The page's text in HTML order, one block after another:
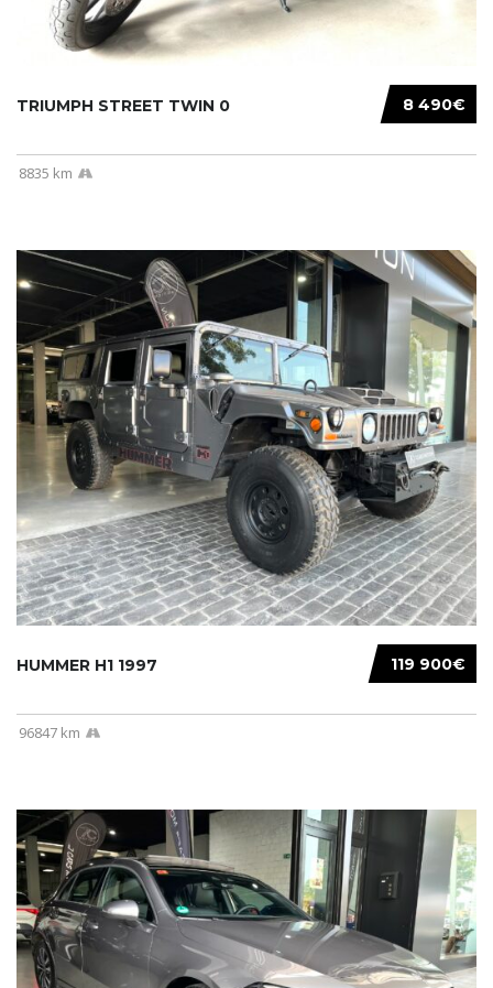
8 490€
TRIUMPH STREET TWIN 0
8835 km
119 900€
HUMMER H1 1997
96847 km